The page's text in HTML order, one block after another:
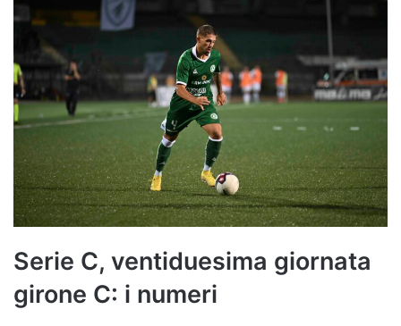
Serie C, ventiduesima giornata
girone C: i numeri